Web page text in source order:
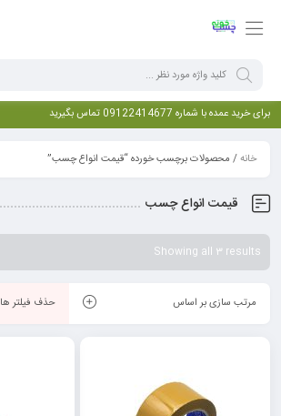
برای خرید عمده با شماره 09122414677 تماس بگیرید
خانه/ محصولات برچسب خورده “قیمت انواع چسب”
قیمت انواع چسب
Showing all 3 results
مرتب سازی بر اساس حذف فیلتر ها